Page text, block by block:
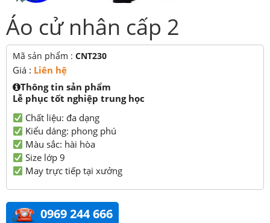
Áo cử nhân cấp 2
Mã sản phẩm : CNT230
Giá : Liên hệ
Thông tin sản phẩm
Lễ phục tốt nghiệp trung học
Chất liệu: đa dạng
Kiểu dáng: phong phú
Màu sắc: hài hòa
Size lớp 9
May trực tiếp tại xưởng
0969 244 666